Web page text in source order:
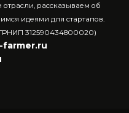
рассказываем об
идеями для стартапов.
312590434800020)
farmer.ru